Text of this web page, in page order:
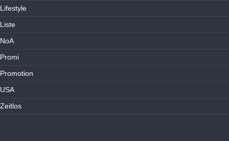
Lifestyle
Liste
NoA
Promi
Promotion
USA
Zeitlos